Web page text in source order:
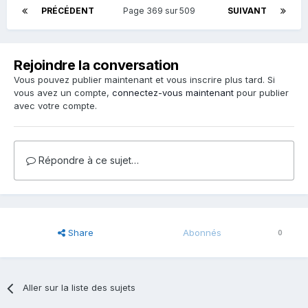
PRÉCÉDENT SUIVANT
Page 369 sur 509
Rejoindre la conversation
Vous pouvez publier maintenant et vous inscrire plus tard. Si
vous avez un compte, connectez-vous maintenant pour publier
avec votre compte.
Répondre à ce sujet…
Share Abonnés 0
Aller sur la liste des sujets